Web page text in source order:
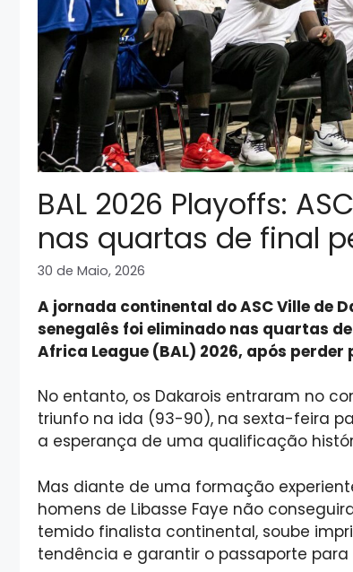
BAL 2026 Playoffs:
nas quartas de final
30 de Maio, 2026
A jornada continental do ASC Ville de
senegalês foi eliminado nas quartas
Africa League (BAL) 2026, após
No entanto, os Dakarois entraram no
triunfo na ida (93-90), na sexta-feira
a esperança de uma qualificação
Mas diante de uma formação
homens de Libasse Faye não
temido finalista continental, soube
tendência e garantir o passaporte para